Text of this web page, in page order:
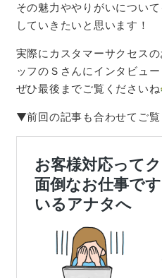
その魅力ややりがいについ
していきたいと思います！
実際にカスタマーサクセス
ッフのＳさんにインタビュ
ぜひ最後までご覧くださいね
▼前回の記事も合わせてご覧